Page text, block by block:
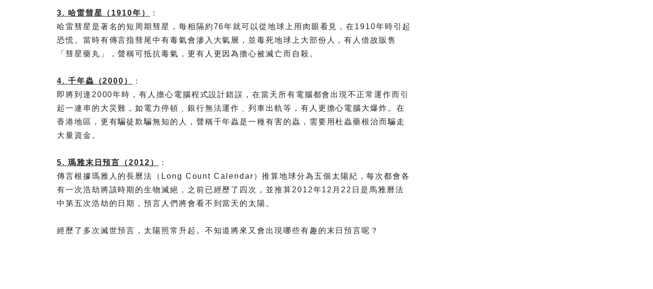
3. 哈雷彗星（1910年）
：
哈雷彗星是著名的短周期彗星，每相隔約76年就可以從地球上用肉眼看見，在1910年時引起
恐慌。當時有傳言指彗尾中有毒氣會滲入大氣層，並毒死地球上大部份人，有人借故販售
「彗星藥丸」，聲稱可抵抗毒氣，更有人更因為擔心被滅亡而自殺。
4. 千年蟲（2000）
：
即將到達2000年時，有人擔心電腦程式設計錯誤，在當天所有電腦都會出現不正常運作而引
起一連串的大災難，如電力停頓﹑銀行無法運作﹑列車出軌等，有人更擔心電腦大爆炸。在
香港地區，更有騙徒欺騙無知的人，聲稱千年蟲是一種有害的蟲，需要用杜蟲藥根治而騙走
大量資金。
5. 瑪雅末日預言（2012）
：
傳言根據瑪雅人的長曆法（Long Count Calendar）推算地球分為五個太陽紀，每次都會各
有一次浩劫將該時期的生物滅絕，之前已經歷了四次，並推算2012年12月22日是馬雅曆法
中第五次浩劫的日期，預言人們將會看不到當天的太陽。
經歷了多次滅世預言，太陽照常升起。不知道將來又會出現哪些有趣的末日預言呢？